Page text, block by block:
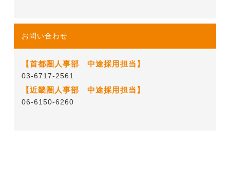
お問い合わせ
【首都圏人事部 中途採用担当】
03-6717-2561
【近畿圏人事部 中途採用担当】
06-6150-6260